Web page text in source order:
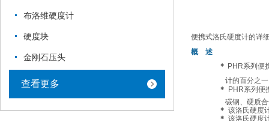
布洛维硬度计
硬度块
金刚石压头
查看更多
便携式洛氏硬度计的详
概述
＊ PHR系列便
计的百分之
＊
PHR系列便
碳钢、硬质
＊ 该洛氏硬度
＊ 该洛氏硬度